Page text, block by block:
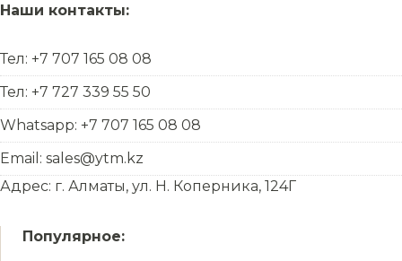
Наши контакты:
Тел: +7 707 165 08 08
Тел: +7 727 339 55 50
Whatsapp: +7 707 165 08 08
Email: sales@ytm.kz
Адрес: г. Алматы, ул. Н. Коперника, 124Г
Популярное: